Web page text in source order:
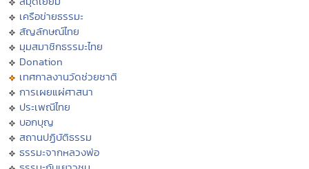
เครือข่ายธรรมะ
สัญลักษณ์ไทย
มุมสมาชิกธรรมะไทย
Donation
เทศกาลงานวัดช่วยชาติ
การเผยแผ่ศาสนา
ประเพณีไทย
บอกบุญ
สถานปฏิบัติธรรม
ธรรมะจากหลวงพ่อ